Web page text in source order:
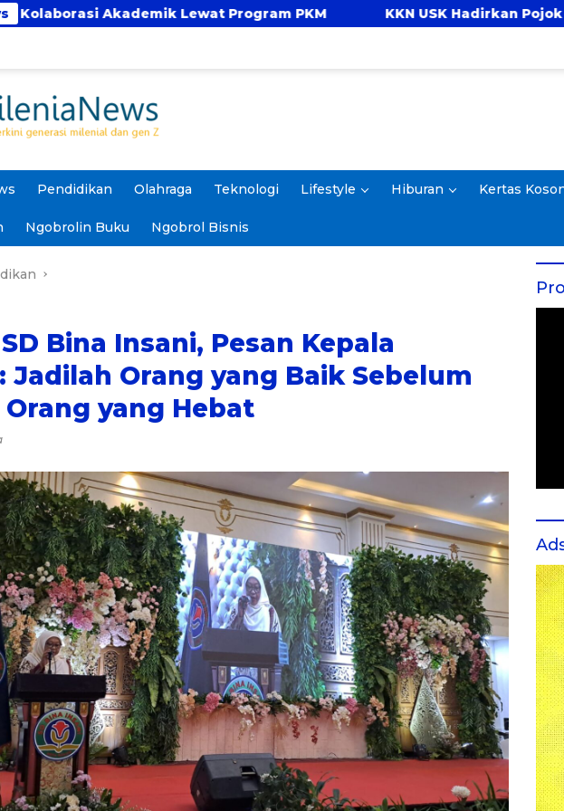
Lewat Program PKM KKN USK Hadirkan Pojok Celengan, Ajarkan
Pendidikan Olahraga Teknologi Lifestyle Hiburan Kertas
Ngobrolin Buku Ngobrol Bisnis
Bina Insani, Pesan Kepala
Jadilah Orang yang Baik Sebelum
yang Hebat